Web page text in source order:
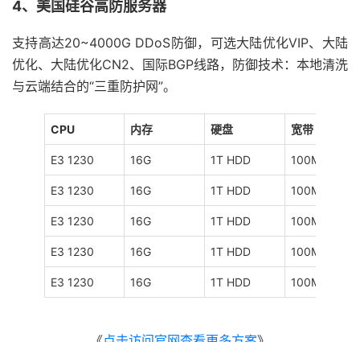
4、美国硅谷高防服务器
支持高达20~4000G DDoS防御，可选大陆优化VIP、大陆
优化、大陆优化CN2、国际BGP线路，防御技术：本地清洗
与云端结合的“三重防护网”。
CPU 内存 硬盘 宽带
E3 1230 16G 1T HDD 100M
E3 1230 16G 1T HDD 100M
E3 1230 16G 1T HDD 100M
E3 1230 16G 1T HDD 100M
E3 1230 16G 1T HDD 100M